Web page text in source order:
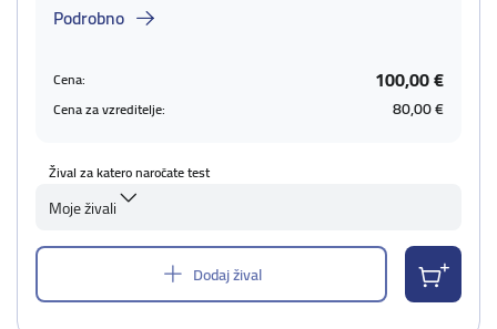
Podrobno
Cena: 100,00 €
Cena za vzreditelje: 80,00 €
Žival za katero naročate test
Moje živali
Dodaj žival